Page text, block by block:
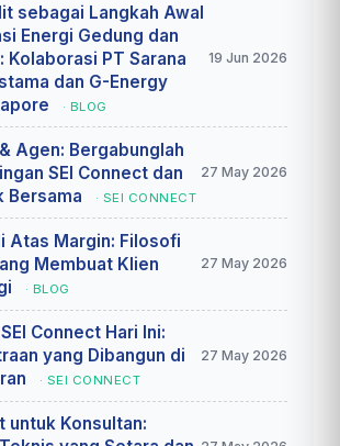
sebagai Langkah Awal
Energi Gedung dan
Kolaborasi PT Sarana
dan G-Energy
· BLOG
19 Jun 2026
Agen: Bergabunglah
SEI Connect dan
Bersama
· SEI CONNECT
27 May 2026
Atas Margin: Filosofi
Membuat Klien
· BLOG
27 May 2026
Connect Hari Ini:
yang Dibangun di
· SEI CONNECT
27 May 2026
untuk Konsultan: